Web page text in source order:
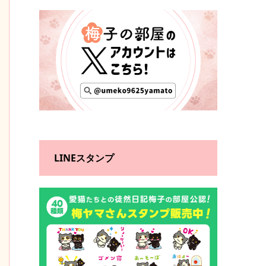
LINEスタンプ